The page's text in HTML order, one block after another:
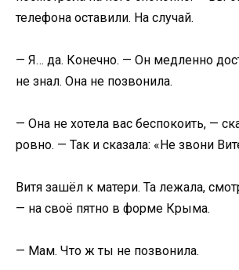
телефона оставили. На случай.
— Я… да. Конечно. — Он медленно
не знал. Она не позвонила.
— Она не хотела вас беспокоить, —
ровно. — Так и сказала: «Не звони
Витя зашёл к матери. Та лежала,
— на своё пятно в форме Крыма.
— Мам. Что ж ты не позвонила.